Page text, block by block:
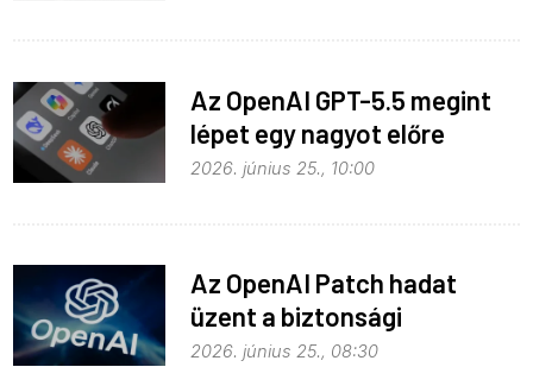
Az OpenAI GPT-5.5 megint
lépet egy nagyot előre
2026. június 25., 10:00
Az OpenAI Patch hadat
üzent a biztonsági
problémáknak
2026. június 25., 08:30